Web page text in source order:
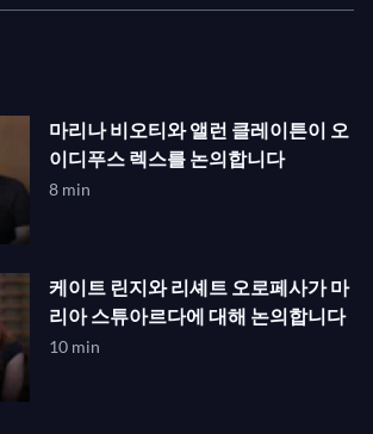
마리나 비오티와 앨런 클레이튼이 오
이디푸스 렉스를 논의합니다
8 min
케이트 린지와 리셰트 오로페사가 마
리아 스튜아르다에 대해 논의합니다
10 min